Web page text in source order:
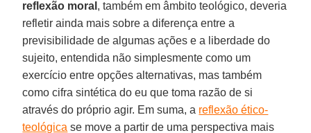
reflexão moral , também em âmbito teológico, deveria
refletir ainda mais sobre a diferença entre a
previsibilidade de algumas ações e a liberdade do
sujeito, entendida não simplesmente como um
exercício entre opções alternativas, mas também
como cifra sintética do eu que toma razão de si
através do próprio agir. Em suma, a reflexão ético-
teológica se move a partir de uma perspectiva mais